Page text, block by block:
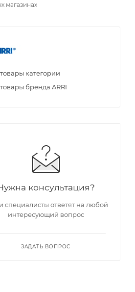
магазинах
категории
бренда ARRI
консультация?
специалисты ответят на любой
интересующий вопрос
ЗАДАТЬ ВОПРОС